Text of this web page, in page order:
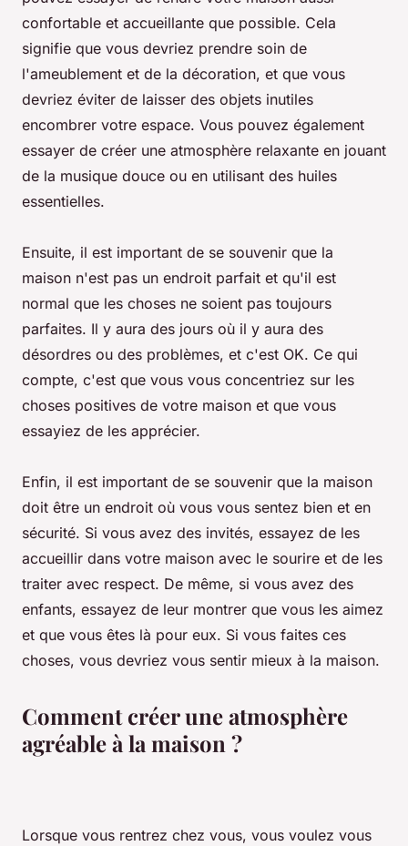
confortable et accueillante que possible. Cela
signifie que vous devriez prendre soin de
l'ameublement et de la décoration, et que vous
devriez éviter de laisser des objets inutiles
encombrer votre espace. Vous pouvez également
essayer de créer une atmosphère relaxante en jouant
de la musique douce ou en utilisant des huiles
essentielles.
Ensuite, il est important de se souvenir que la
maison n'est pas un endroit parfait et qu'il est
normal que les choses ne soient pas toujours
parfaites. Il y aura des jours où il y aura des
désordres ou des problèmes, et c'est OK. Ce qui
compte, c'est que vous vous concentriez sur les
choses positives de votre maison et que vous
essayiez de les apprécier.
Enfin, il est important de se souvenir que la maison
doit être un endroit où vous vous sentez bien et en
sécurité. Si vous avez des invités, essayez de les
accueillir dans votre maison avec le sourire et de les
traiter avec respect. De même, si vous avez des
enfants, essayez de leur montrer que vous les aimez
et que vous êtes là pour eux. Si vous faites ces
choses, vous devriez vous sentir mieux à la maison.
Comment créer une atmosphère
agréable à la maison ?
Lorsque vous rentrez chez vous, vous voulez vous